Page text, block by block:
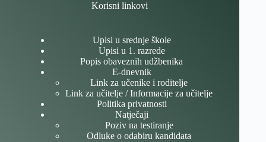
Korisni linkovi
Upisi u srednje škole
Upisi u 1. razrede
Popis obaveznih udžbenika
E-dnevnik
Link za učenike i roditelje
Link za učitelje / Informacije za učitelje
Politika privatnosti
Natječaji
Poziv na testiranje
Odluke o odabiru kandidata